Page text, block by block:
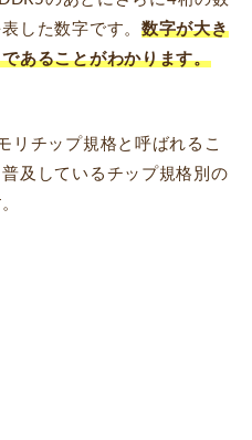
した数字です。数字が大き
あることがわかります。
リチップ規格と呼ばれるこ
及しているチップ規格別の